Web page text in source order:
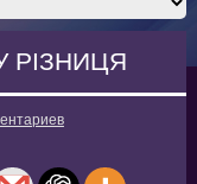
РІЗНИЦЯ